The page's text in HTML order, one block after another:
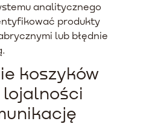
analitycznego
produkty
lub błędnie
koszyków
lojalności